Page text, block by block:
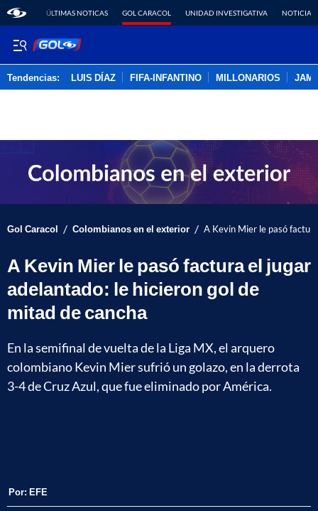
ÚLTIMAS NOTICAS GOL CARACOL UNIDAD INVESTIGATIVA NOTICIAS
Tendencias: LUIS DÍAZ FIFA-INFANTINO MILLONARIOS
Gol Caracol / Colombianos en el exterior / A Kevin Mier le pasó
A Kevin Mier le pasó factura el jugar
adelantado: le hicieron gol de
mitad de cancha
En la semifinal de vuelta de la Liga MX, el arquero
colombiano Kevin Mier sufrió un golazo, en la derrota
3-4 de Cruz Azul, que fue eliminado por América.
Por: EFE